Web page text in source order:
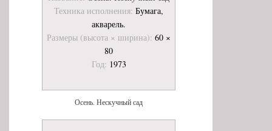
Техника исполнения: Бумага,
акварель.
Размеры (высота × ширина): 60 ×
80
Год: 1973
Осень. Нескучный сад